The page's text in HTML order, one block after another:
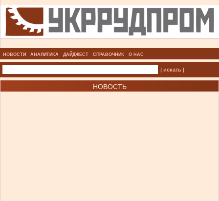
НОВОСТИ АНАЛИТИКА ДАЙДЖЕСТ СПРАВОЧНИК О НАС
| искать |
НОВОСТЬ